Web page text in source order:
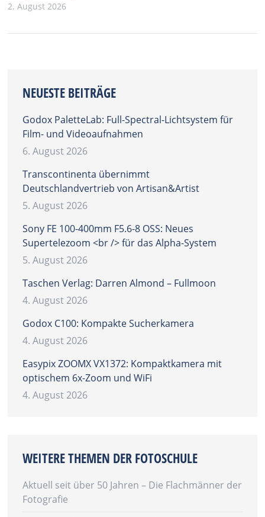
2. August 2026
NEUESTE BEITRÄGE
Godox PaletteLab: Full-Spectral-Lichtsystem für
Film- und Videoaufnahmen
6. August 2026
Transcontinenta übernimmt
Deutschlandvertrieb von Artisan&Artist
5. August 2026
Sony FE 100-400mm F5.6-8 OSS: Neues
Supertelezoom <br /> für das Alpha-System
5. August 2026
Taschen Verlag: Darren Almond – Fullmoon
4. August 2026
Godox C100: Kompakte Sucherkamera
4. August 2026
Easypix ZOOMX VX1372: Kompaktkamera mit
optischem 6x-Zoom und WiFi
4. August 2026
WEITERE THEMEN DER FOTOSCHULE
Aktuell seit über 50 Jahren – Die Flachmänner der
Fotografie